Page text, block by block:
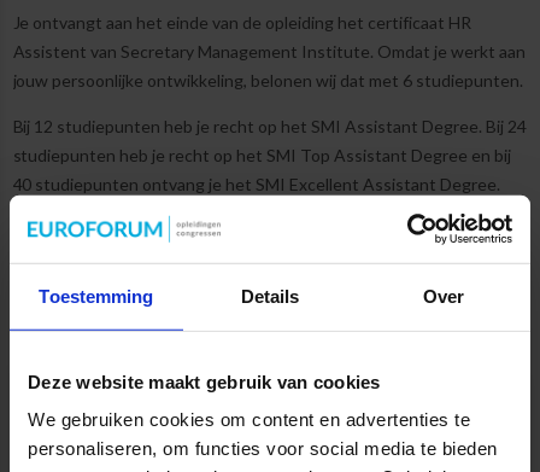
Toestemming Details Over
Deze website maakt gebruik van cookies
We gebruiken cookies om content en advertenties te
personaliseren, om functies voor social media te bieden
Je ontvangt aan het einde van de opleiding het certificaat HR
Assistent van Secretary Management Institute. Omdat je werkt aan
jouw persoonlijke ontwikkeling, belonen wij dat met 6 studiepunten.
Bij 12 studiepunten heb je recht op het SMI Assistant Degree. Bij 24
studiepunten heb je recht op het SMI Top Assistant Degree en bij
40 studiepunten ontvang je het SMI Excellent Assistant Degree.
Met ieder van deze diploma's maak jij jouw ervaring zichtbaar: erg
interessant voor jouw organisatie en CV.
Vind je dit ook interessant?